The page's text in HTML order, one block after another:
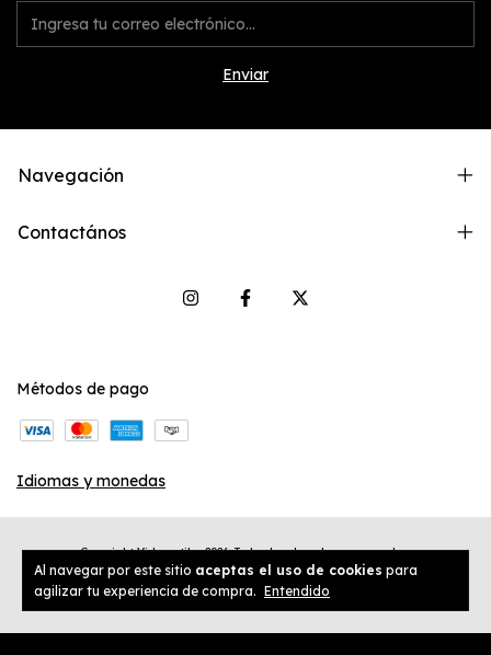
Al navegar por este sitio aceptas el uso de cookies para
agilizar tu experiencia de compra. Entendido
Navegación
Contactános
Métodos de pago
Idiomas y monedas
Copyright Vidaerotik - 2026. Todos los derechos reservados.